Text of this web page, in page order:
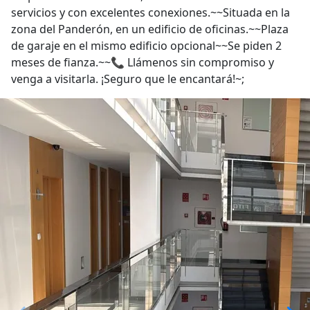
servicios y con excelentes conexiones.~~Situada en la
zona del Panderón, en un edificio de oficinas.~~Plaza
de garaje en el mismo edificio opcional~~Se piden 2
meses de fianza.~~📞 Llámenos sin compromiso y
venga a visitarla. ¡Seguro que le encantará!~;